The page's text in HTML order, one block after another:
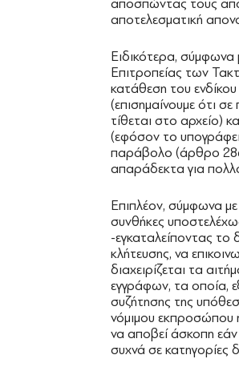
αποσπώντας τους από
αποτελεσματική
Ειδικότερα, σύμφωνα
Επιτροπείας των
κατάθεση του
(επισημαίνουμε ότι
τίθεται στο αρχείο)
(εφόσον το
παράβολο (άρθρο 286
απαράδεκτα για
Επιπλέον, σύμφωνα με
συνθήκες
-εγκαταλείποντας το
κλήτευσης, να
διαχειρίζεται τα
εγγράφων, τα οποία,
συζήτησης της
νόμιμου εκπροσώπου
να αποβεί άσκοπη
συχνά σε κατηγορίες